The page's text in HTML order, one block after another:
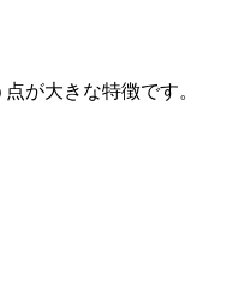
が大きな特徴です。